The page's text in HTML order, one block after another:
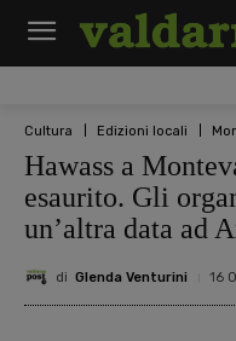
Cultura Edizioni locali
Hawass a
esaurito. Gli
un’altra data ad
di Glenda Venturini 16